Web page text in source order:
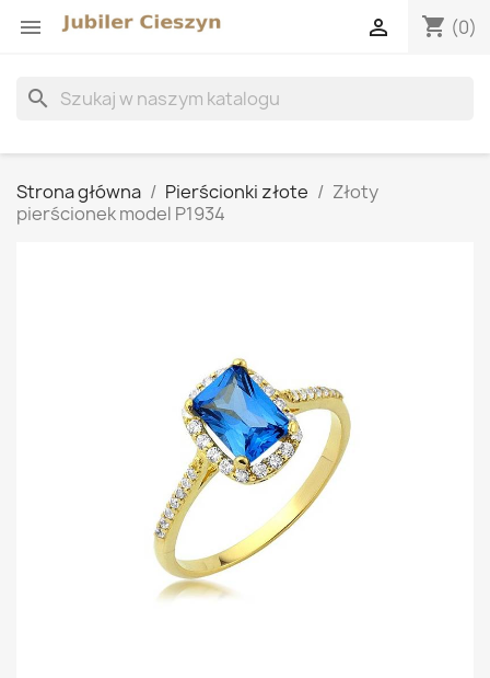
 shopping_cart (0)

search
Strona główna Pierścionki złote
Złoty
pierścionek model P1934